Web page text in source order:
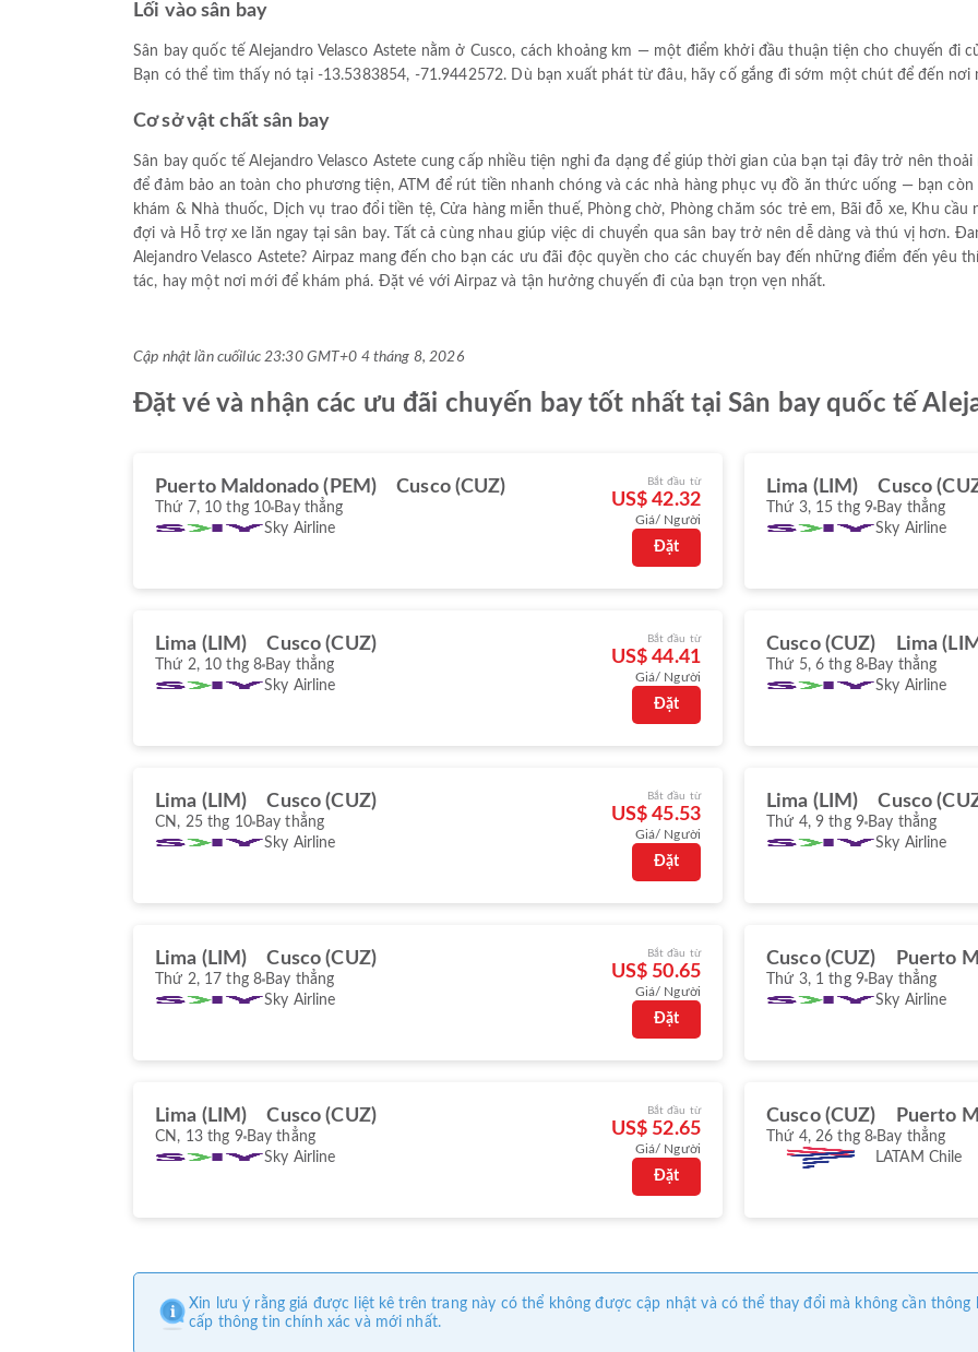
Lối vào sân bay
Sân bay quốc tế Alejandro Velasco Astete nằm ở Cusco, cách khoảng km — một điểm khởi đầu thuận tiện cho chuyến đi
Bạn có thể tìm thấy nó tại -13.5383854, -71.9442572. Dù bạn xuất phát từ đâu, hãy cố gắng đi sớm một chút để đến nơi
Cơ sở vật chất sân bay
Sân bay quốc tế Alejandro Velasco Astete cung cấp nhiều tiện nghi đa dạng để giúp thời gian của bạn tại đây trở nên
để đảm bảo an toàn cho phương tiện, ATM để rút tiền nhanh chóng và các nhà hàng phục vụ đồ ăn thức uống — bạn còn
khám & Nhà thuốc, Dịch vụ trao đổi tiền tệ, Cửa hàng miễn thuế, Phòng chờ, Phòng chăm sóc trẻ em, Bãi đỗ xe, Khu
đợi và Hỗ trợ xe lăn ngay tại sân bay. Tất cả cùng nhau giúp việc di chuyển qua sân bay trở nên dễ dàng và thú vị hơn.
Alejandro Velasco Astete? Airpaz mang đến cho bạn các ưu đãi độc quyền cho các chuyến bay đến những điểm đến yêu
tác, hay một nơi mới để khám phá. Đặt vé với Airpaz và tận hưởng chuyến đi của bạn trọn vẹn nhất.
Cập nhật lần cuốilúc 23:30 GMT+0 4 tháng 8, 2026
Đặt vé và nhận các ưu đãi chuyến bay tốt nhất tại Sân bay quốc tế
Puerto Maldonado (PEM) Cusco (CUZ)
Thứ 7, 10 thg 10 Bay thẳng
Sky Airline
Bắt đầu từ
US$ 42.32
Giá/ Người
Đặt
Lima (LIM) Cusco
Thứ 3, 15 thg 9 Bay thẳng
Sky Airline
Lima (LIM) Cusco (CUZ)
Thứ 2, 10 thg 8 Bay thẳng
Sky Airline
Bắt đầu từ
US$ 44.41
Giá/ Người
Đặt
Cusco (CUZ) Lima
Thứ 5, 6 thg 8 Bay thẳng
Sky Airline
Lima (LIM) Cusco (CUZ)
CN, 25 thg 10 Bay thẳng
Sky Airline
Bắt đầu từ
US$ 45.53
Giá/ Người
Đặt
Lima (LIM) Cusco
Thứ 4, 9 thg 9 Bay thẳng
Sky Airline
Lima (LIM) Cusco (CUZ)
Thứ 2, 17 thg 8 Bay thẳng
Sky Airline
Bắt đầu từ
US$ 50.65
Giá/ Người
Đặt
Cusco (CUZ) Puerto
Thứ 3, 1 thg 9 Bay thẳng
Sky Airline
Lima (LIM) Cusco (CUZ)
CN, 13 thg 9 Bay thẳng
Sky Airline
Bắt đầu từ
US$ 52.65
Giá/ Người
Đặt
Cusco (CUZ) Puerto
Thứ 4, 26 thg 8 Bay thẳng
LATAM Chile
Xin lưu ý rằng giá được liệt kê trên trang này có thể không được cập nhật và có thể thay đổi mà không cần thông
cấp thông tin chính xác và mới nhất.